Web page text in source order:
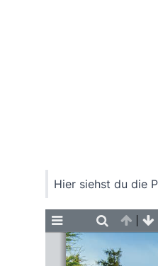
Hier siehst du die
Sidebar
Find